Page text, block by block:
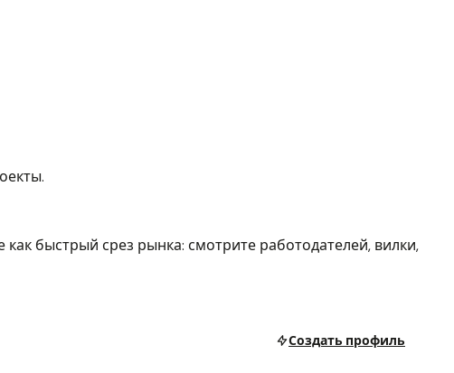
быстрый срез рынка: смотрите работодателей, вилки,
Создать профиль